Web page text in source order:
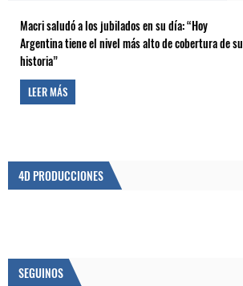
Macri saludó a los jubilados en su día: “Hoy
Argentina tiene el nivel más alto de cobertura de su
historia”
LEER MÁS
4D PRODUCCIONES
SEGUINOS